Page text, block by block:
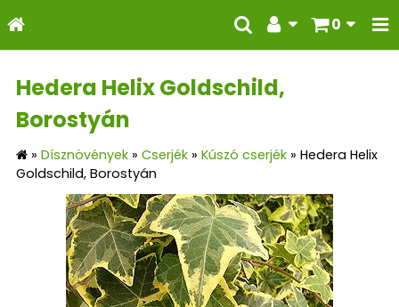
0
Hedera Helix Goldschild,
Borostyán
» Dísznövények » Cserjék » Kúszó cserjék » Hedera Helix
Goldschild, Borostyán